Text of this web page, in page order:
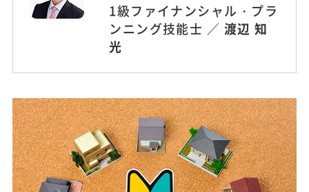
1級ファイナンシャル・プラ
ンニング技能士 ／ 渡辺 知
光